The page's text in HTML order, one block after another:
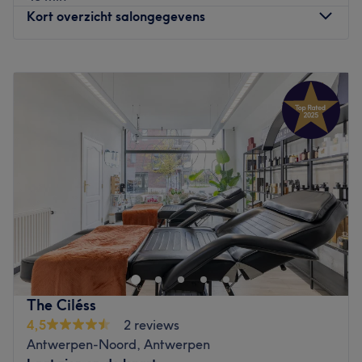
Kort overzicht salongegevens
Dinsdag
08:00
21:00
08:00 –21:00
08:00–21:00
08:00–21:00
08:00–21:00
08:00 21:00
Nail Vibes is a nail salon located in Merksem The
establishment offers a range of services designed to
beautify your nails. Don't waste any time and take care of
yourself and enjoy some me time !
Closest public transport :
Within ten minutes walk, you'll find the tramway stations ,
(lines 2, 3). The bus stop is only a one minutes more away.
The Ciléss
4,5
2 reviews
Antwerpen-Noord, Antwerpen